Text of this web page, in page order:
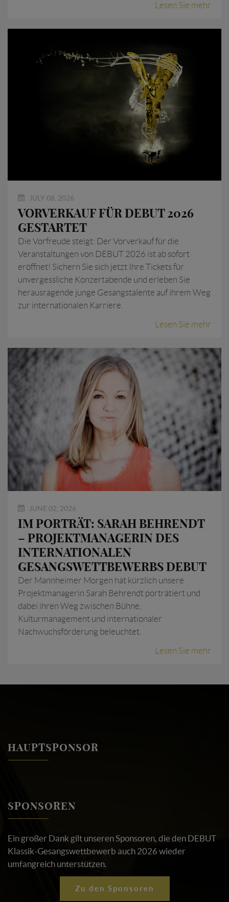
Lesen Sie mehr
JULY 08, 2026
VORVERKAUF FÜR DEBUT 2026
GESTARTET
Die Vorfreude steigt: Der Vorverkauf für die
Veranstaltungen von DEBUT 2026 ist ab sofort
eröffnet! Sichern Sie sich jetzt Ihre Tickets für
unvergessliche Konzertabende und erleben Sie
herausragende junge Gesangstalente auf ihrem Weg
zur internationalen Karriere.
Lesen Sie mehr
JUNE 02, 2026
IM PORTRÄT: SARAH BEHRENDT
– PROJEKTMANAGERIN DES
INTERNATIONALEN
GESANGSWETTBEWERBS DEBUT
Der Mannheimer Morgen hat kürzlich unsere
Projektmanagerin Sarah Behrendt porträtiert und
dabei ihren Weg zwischen Bühne,
Kulturmanagement und internationaler
Nachwuchsförderung beleuchtet.
Lesen Sie mehr
HAUPTSPONSOR
SPONSOREN
Ein großer Dank gilt unseren Sponsoren, die den DEBUT
Klassik-Gesangswettbewerb auch 2026 wieder
umfangreich unterstützen.
Zu den Sponsoren